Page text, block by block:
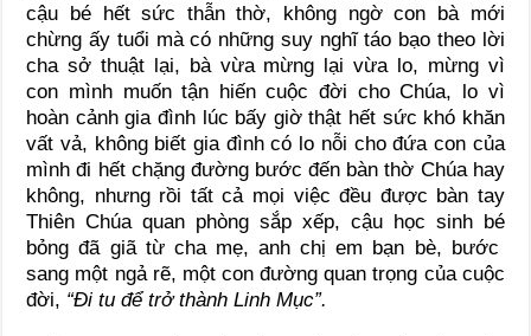
cậu bé hết sức thẫn thờ, không ngờ con bà mới
chừng ấy tuổi mà có những suy nghĩ táo bạo theo lời
cha sở thuật lại, bà vừa mừng lại vừa lo, mừng vì
con mình muốn tận hiến cuộc đời cho Chúa, lo vì
hoàn cảnh gia đình lúc bấy giờ thật hết sức khó khăn
vất vả, không biết gia đình có lo nỗi cho đứa con của
mình đi hết chặng đường bước đến bàn thờ Chúa hay
không, nhưng rồi tất cả mọi việc đều được bàn tay
Thiên Chúa quan phòng sắp xếp, cậu học sinh bé
bỏng đã giã từ cha mẹ, anh chị em bạn bè, bước
sang một ngả rẽ, một con đường quan trọng của cuộc
đời, “Đi tu để trở thành Linh Mục”.